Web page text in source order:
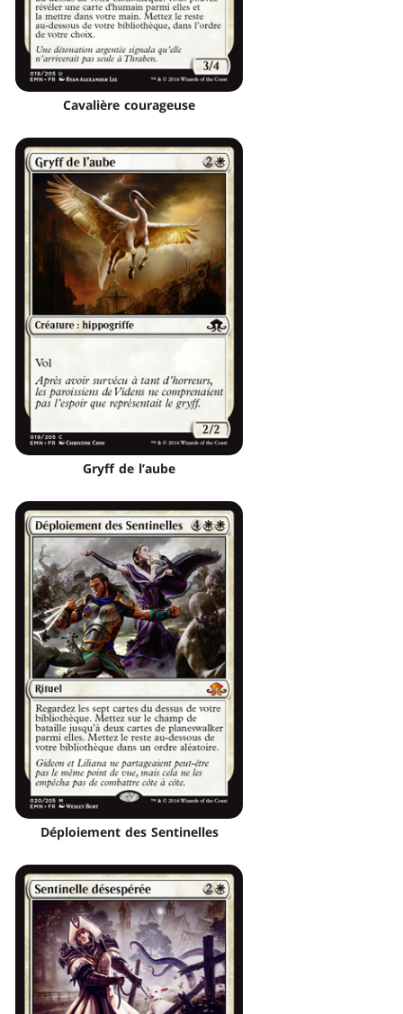
Cavalière courageuse
Gryff de l’aube
Déploiement des Sentinelles